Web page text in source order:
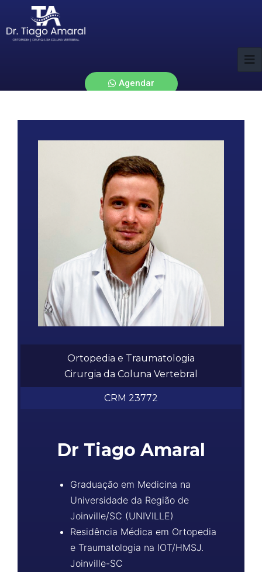
Agendar
Ortopedia e Traumatologia
Cirurgia da Coluna Vertebral
CRM 23772
Dr Tiago Amaral
Graduação em Medicina na
Universidade da Região de
Joinville/SC (UNIVILLE)
Residência Médica em Ortopedia
e Traumatologia na IOT/HMSJ.
Joinville-SC